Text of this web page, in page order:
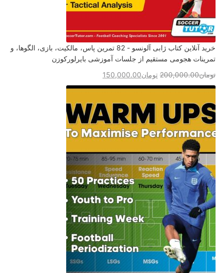
خرید آنلاین کتاب ژابی آلونسو - 82 تمرین پاس، مالکیت، بازی، الگوها، و
تمرینات هجومی مستقیم از جلسات آموزشی بایرلورکوزن
تومان200,000.00 تومان150,000.00